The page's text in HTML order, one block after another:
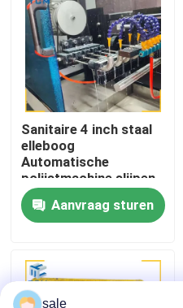
Kwaliteitscontrole
Neem contact met ons op
Nieuws
Gevallen
Tankpoetsmachine
Sanitaire 4 inch staal
elleboog
Automatische
polijstmachine slijpen
en polijsten
Aanvraag sturen
sale